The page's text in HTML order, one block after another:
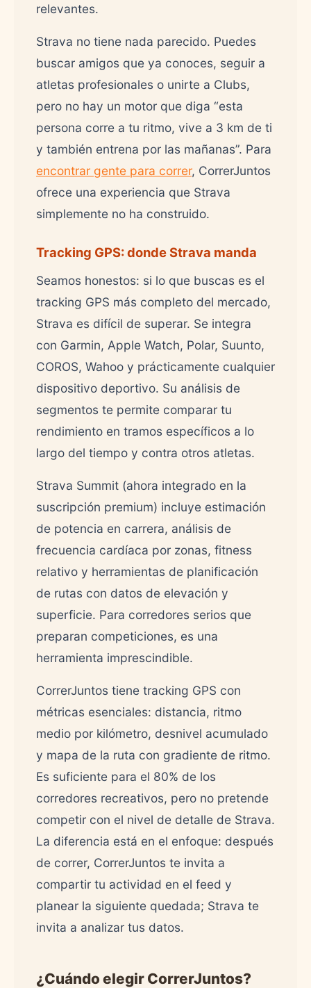
relevantes.
Strava no tiene nada parecido. Puedes
buscar amigos que ya conoces, seguir a
atletas profesionales o unirte a Clubs,
pero no hay un motor que diga “esta
persona corre a tu ritmo, vive a 3 km de ti
y también entrena por las mañanas”. Para
encontrar gente para correr, CorrerJuntos
ofrece una experiencia que Strava
simplemente no ha construido.
Tracking GPS: donde Strava manda
Seamos honestos: si lo que buscas es el
tracking GPS más completo del mercado,
Strava es difícil de superar. Se integra
con Garmin, Apple Watch, Polar, Suunto,
COROS, Wahoo y prácticamente cualquier
dispositivo deportivo. Su análisis de
segmentos te permite comparar tu
rendimiento en tramos específicos a lo
largo del tiempo y contra otros atletas.
Strava Summit (ahora integrado en la
suscripción premium) incluye estimación
de potencia en carrera, análisis de
frecuencia cardíaca por zonas, fitness
relativo y herramientas de planificación
de rutas con datos de elevación y
superficie. Para corredores serios que
preparan competiciones, es una
herramienta imprescindible.
CorrerJuntos tiene tracking GPS con
métricas esenciales: distancia, ritmo
medio por kilómetro, desnivel acumulado
y mapa de la ruta con gradiente de ritmo.
Es suficiente para el 80% de los
corredores recreativos, pero no pretende
competir con el nivel de detalle de Strava.
La diferencia está en el enfoque: después
de correr, CorrerJuntos te invita a
compartir tu actividad en el feed y
planear la siguiente quedada; Strava te
invita a analizar tus datos.
¿Cuándo elegir CorrerJuntos?